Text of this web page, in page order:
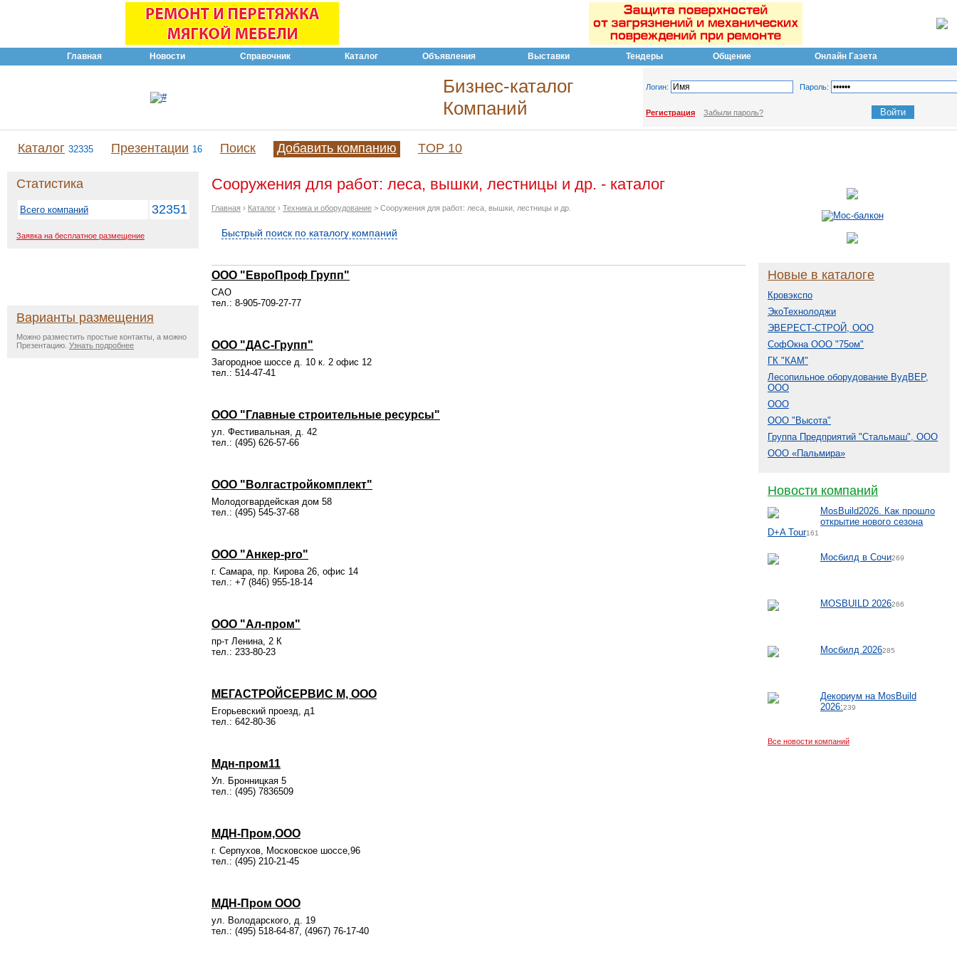
Главная Новости Справочник Каталог Объявления Выставки Тендеры Общение Онлайн Газета
Бизнес-каталог
Компаний
Логин: Пароль:
Регистрация Забыли пароль?
Каталог 32335 Презентации 16 Поиск Добавить компанию TOP 10
Статистика
Всего компаний 32351
Заявка на бесплатное размещение
Варианты размещения
Можно разместить простые контакты, а можно
Презентацию. Узнать подробнее
Сооружения для работ: леса, вышки, лестницы и др. - каталог
Главная › Каталог › Техника и оборудование > Сооружения для работ: леса, вышки, лестницы и др.
Быстрый поиск по каталогу компаний
ООО "ЕвроПроф Групп"
САО
тел.: 8-905-709-27-77
ООО "ДАС-Групп"
Загородное шоссе д. 10 к. 2 офис 12
тел.: 514-47-41
ООО "Главные строительные ресурсы"
ул. Фестивальная, д. 42
тел.: (495) 626-57-66
ООО "Волгастройкомплект"
Молодогвардейская дом 58
тел.: (495) 545-37-68
ООО "Анкер-pro"
г. Самара, пр. Кирова 26, офис 14
тел.: +7 (846) 955-18-14
ООО "Ал-пром"
пр-т Ленина, 2 К
тел.: 233-80-23
МЕГАСТРОЙСЕРВИС М, ООО
Егорьевский проезд, д1
тел.: 642-80-36
Мдн-пром11
Ул. Бронницкая 5
тел.: (495) 7836509
МДН-Пром,ООО
г. Серпухов, Московское шоссе,96
тел.: (495) 210-21-45
МДН-Пром ООО
ул. Володарского, д. 19
тел.: (495) 518-64-87, (4967) 76-17-40
Новые в каталоге
Кровэкспо
ЭкоТехнолоджи
ЭВЕРЕСТ-СТРОЙ, ООО
СофОкна ООО "75ом"
ГК "КАМ"
Лесопильное оборудование ВудВЕР,
ООО
ООО
ООО "Высота"
Группа Предприятий "Стальмаш", ООО
ООО «Пальмира»
Новости компаний
MosBuild2026. Как прошло
открытие нового сезона
D+A Tour161
Мосбилд в Сочи269
MOSBUILD 2026266
Мосбилд 2026285
Декориум на MosBuild
2026:239
Все новости компаний